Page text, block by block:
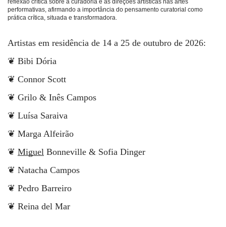
performativas, afirmando a importância do pensamento curatorial como
prática crítica, situada e transformadora.
Artistas em residência de 14 a 25 de outubro de 2026:
❦ Bibi Dória
❦ Connor Scott
❦ Grilo & Inês Campos
❦ Luísa Saraiva
❦ Marga Alfeirão
❦ Miguel Bonneville & Sofia Dinger
❦ Natacha Campos
❦ Pedro Barreiro
❦ Reina del Mar